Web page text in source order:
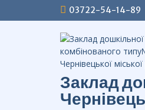
до
03722-54-14-89
Заклад